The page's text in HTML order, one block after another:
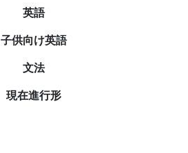
英語
子供向け英語
文法
現在進行形